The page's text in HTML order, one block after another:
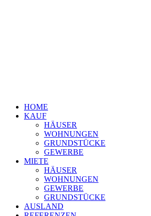
HOME
KAUF
HÄUSER
WOHNUNGEN
GRUNDSTÜCKE
GEWERBE
MIETE
HÄUSER
WOHNUNGEN
GEWERBE
GRUNDSTÜCKE
AUSLAND